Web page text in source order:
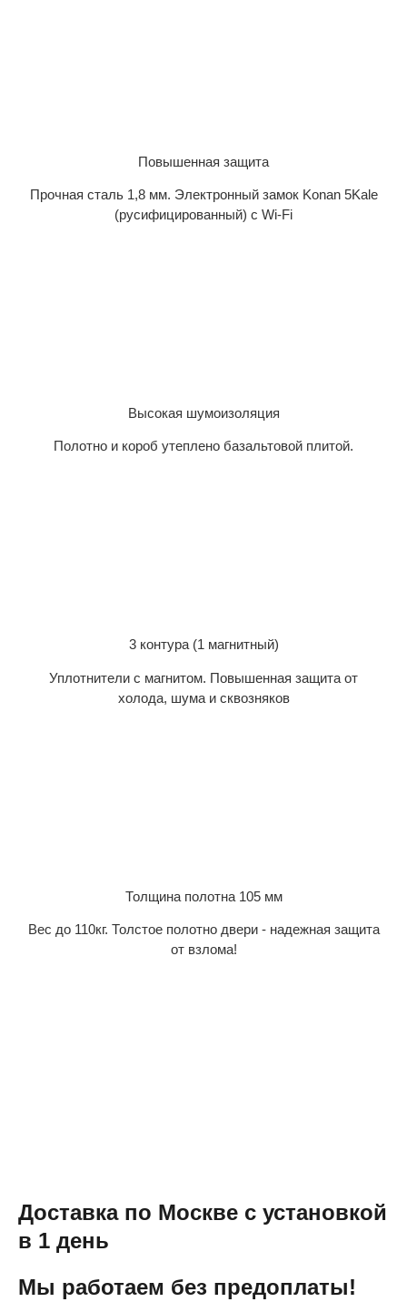
Повышенная защита
Прочная сталь 1,8 мм. Электронный замок Konan 5Kale
(русифицированный) с Wi-Fi
Высокая шумоизоляция
Полотно и короб утеплено базальтовой плитой.
3 контура (1 магнитный)
Уплотнители с магнитом. Повышенная защита от
холода, шума и сквозняков
Толщина полотна 105 мм
Вес до 110кг. Толстое полотно двери - надежная защита
от взлома!
Доставка по Москве с установкой
в 1 день
Мы работаем без предоплаты!